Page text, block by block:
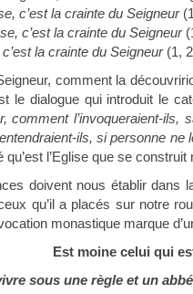
c’est la crainte du Seigneur
c’est la crainte du Seigneur
la crainte du Seigneur (1,
comment la
le dialogue qui introduit le
comment l’invoqueraient-
ils, si personne ne
l’Eglise que se
doivent nous établir dans
qu’il a placés sur notre
monastique marque
Est moine celui qui
sous une règle et un